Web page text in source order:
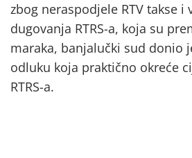
zbog neraspodjele RTV takse i
dugovanja RTRS-a, koja su
maraka, banjalučki sud donio
odluku koja praktično okreće
RTRS-a.